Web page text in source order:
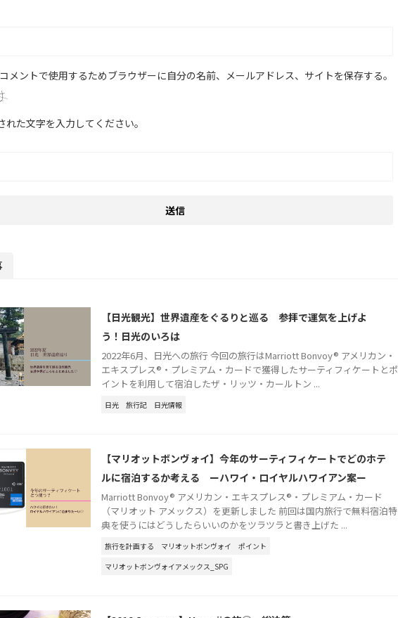
メントで使用するためブラウザーに自分の名前、メールアドレス、サイトを保存する。
れた文字を入力してください。
【日光観光】世界遺産をぐるりと巡る 参拝で運気を上げよ
う！日光のいろは
2022年6月、日光への旅行 今回の旅行はMarriott Bonvoy® アメリカン・
エキスプレス®・プレミアム・カードで獲得したサーティフィケートとポ
イントを利用して宿泊したザ・リッツ・カールトン ...
日光 旅行記 日光情報
【マリオットボンヴォイ】今年のサーティフィケートでどのホテ
ルに宿泊するか考える ーハワイ・ロイヤルハワイアン案ー
Marriott Bonvoy® アメリカン・エキスプレス®・プレミアム・カード
（マリオット アメックス）を更新しました 前回は国内旅行で無料宿泊特
典を使うにはどうしたらいいのかをツラツラと書き上げた ...
旅行を計画する マリオットボンヴォイ
ポイント
マリオットボンヴォイアメックス_SPG